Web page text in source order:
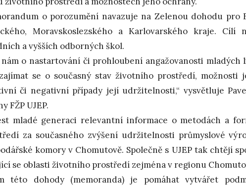
o porozumění navazuje na Zelenou dohodu pro
Moravskoslezského a Karlovarského kraje.
a vyšších odborných škol.
nám o nastartování či prohloubení angažovanosti
se o současný stav životního prostředí,
či negativní případy její udržitelnosti,“ vysvětluje
FŽP UJEP.
mladé generaci relevantní informace o metodách a
za současného zvýšení udržitelnosti průmyslové
komory v Chomutově. Společně s UJEP tak chtějí
se oblasti životního prostředí zejména v regionu
této dohody (memoranda) je pomáhat vytvářet